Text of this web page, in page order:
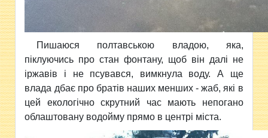
Пишаюся полтавською владою, яка,
піклуючись про стан фонтану, щоб він далі не
іржавів і не псувався, вимкнула воду. А ще
влада дбає про братів наших менших - жаб, які в
цей екологічно скрутний час мають непогано
облаштовану водойму прямо в центрі міста.